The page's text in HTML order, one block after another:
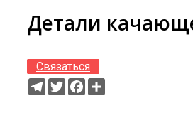
Детали
Связаться
Telegram
TwitterFacebook